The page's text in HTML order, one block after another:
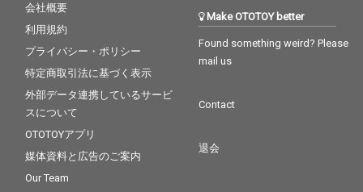
会社概要
利用規約
プライバシー・ポリシー
特定商取引法に基づく表示
外部データ連携しているサービ
スについて
OTOTOYアプリ
媒体資料と広告のご案内
Our Team
Make OTOTOY better
Found something weird? Please
mail us
Contact
退会